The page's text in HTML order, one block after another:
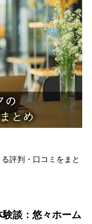
評判・口コミをまと
談：悠々ホーム